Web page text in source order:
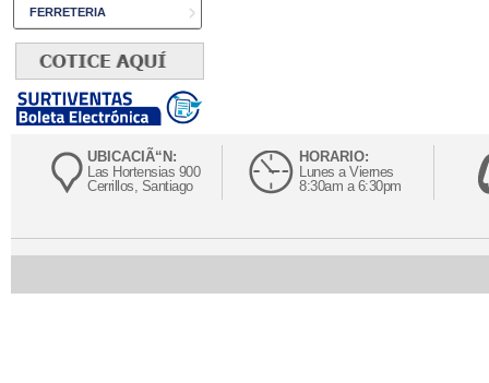
FERRETERIA
UBICACIÃ“N:
Las Hortensias 900
Cerrillos, Santiago
HORARIO:
Lunes a Viernes
8:30am a 6:30pm